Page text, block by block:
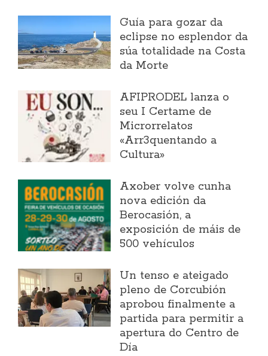
Guía para gozar da
eclipse no esplendor da
súa totalidade na Costa
da Morte
AFIPRODEL lanza o
seu I Certame de
Microrrelatos
«Arr3quentando a
Cultura»
Axober volve cunha
nova edición da
Berocasión, a
exposición de máis de
500 vehículos
Un tenso e ateigado
pleno de Corcubión
aprobou finalmente a
partida para permitir a
apertura do Centro de
Día